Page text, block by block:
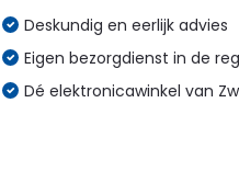
Deskundig en eerlijk advies
Eigen bezorgdienst in de
Dé elektronicawinkel van